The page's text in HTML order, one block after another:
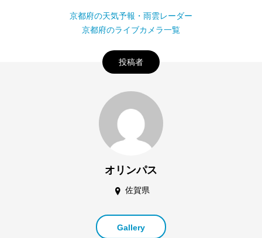
京都府の天気予報・雨雲レーダー
京都府のライブカメラ一覧
投稿者
オリンパス
佐賀県
Gallery